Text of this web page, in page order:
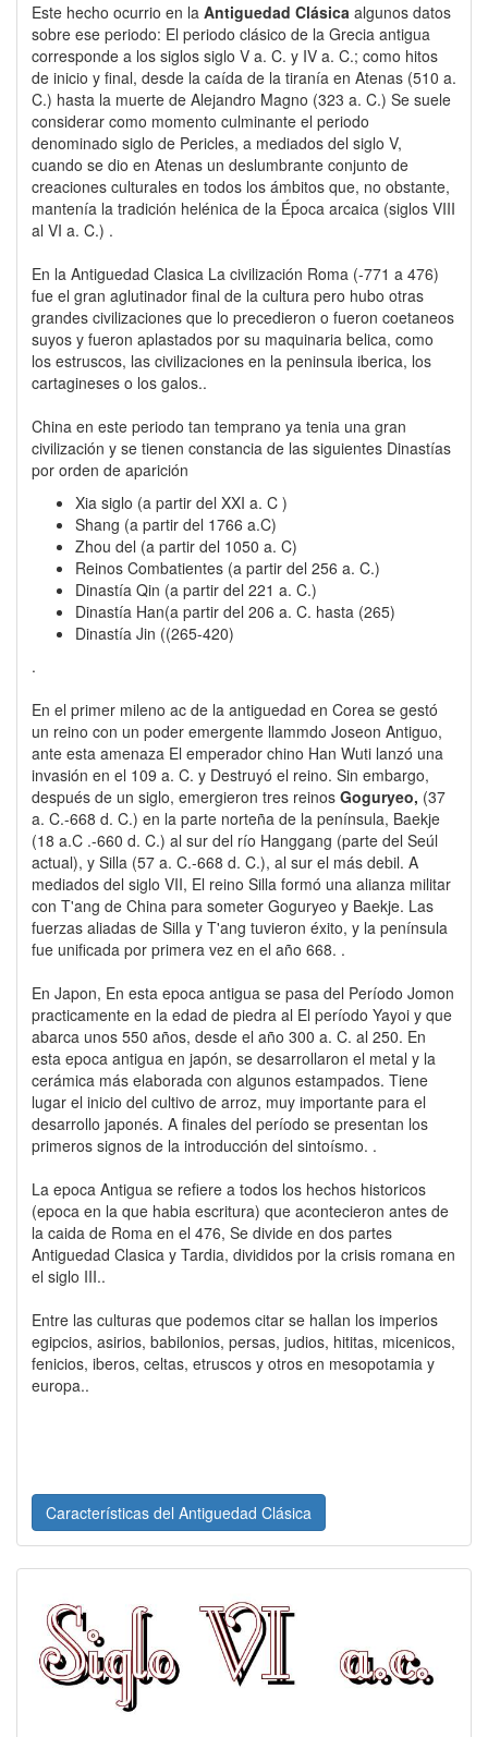
Este hecho ocurrio en la Antiguedad Clásica algunos datos
sobre ese periodo: El periodo clásico de la Grecia antigua
corresponde a los siglos siglo V a. C. y IV a. C.; como hitos
de inicio y final, desde la caída de la tiranía en Atenas (510 a.
C.) hasta la muerte de Alejandro Magno (323 a. C.) Se suele
considerar como momento culminante el periodo
denominado siglo de Pericles, a mediados del siglo V,
cuando se dio en Atenas un deslumbrante conjunto de
creaciones culturales en todos los ámbitos que, no obstante,
mantenía la tradición helénica de la Época arcaica (siglos VIII
al VI a. C.) .
En la Antiguedad Clasica La civilización Roma (-771 a 476)
fue el gran aglutinador final de la cultura pero hubo otras
grandes civilizaciones que lo precedieron o fueron coetaneos
suyos y fueron aplastados por su maquinaria belica, como
los estruscos, las civilizaciones en la peninsula iberica, los
cartagineses o los galos..
China en este periodo tan temprano ya tenia una gran
civilización y se tienen constancia de las siguientes Dinastías
por orden de aparición
Xia siglo (a partir del XXI a. C )
Shang (a partir del 1766 a.C)
Zhou del (a partir del 1050 a. C)
Reinos Combatientes (a partir del 256 a. C.)
Dinastía Qin (a partir del 221 a. C.)
Dinastía Han(a partir del 206 a. C. hasta (265)
Dinastía Jin ((265-420)
.
En el primer mileno ac de la antiguedad en Corea se gestó
un reino con un poder emergente llammdo Joseon Antiguo,
ante esta amenaza El emperador chino Han Wuti lanzó una
invasión en el 109 a. C. y Destruyó el reino. Sin embargo,
después de un siglo, emergieron tres reinos Goguryeo, (37
a. C.-668 d. C.) en la parte norteña de la península, Baekje
(18 a.C .-660 d. C.) al sur del río Hanggang (parte del Seúl
actual), y Silla (57 a. C.-668 d. C.), al sur el más debil. A
mediados del siglo VII, El reino Silla formó una alianza militar
con T'ang de China para someter Goguryeo y Baekje. Las
fuerzas aliadas de Silla y T'ang tuvieron éxito, y la península
fue unificada por primera vez en el año 668. .
En Japon, En esta epoca antigua se pasa del Período Jomon
practicamente en la edad de piedra al El período Yayoi y que
abarca unos 550 años, desde el año 300 a. C. al 250. En
esta epoca antigua en japón, se desarrollaron el metal y la
cerámica más elaborada con algunos estampados. Tiene
lugar el inicio del cultivo de arroz, muy importante para el
desarrollo japonés. A finales del período se presentan los
primeros signos de la introducción del sintoísmo. .
La epoca Antigua se refiere a todos los hechos historicos
(epoca en la que habia escritura) que acontecieron antes de
la caida de Roma en el 476, Se divide en dos partes
Antiguedad Clasica y Tardia, divididos por la crisis romana en
el siglo III..
Entre las culturas que podemos citar se hallan los imperios
egipcios, asirios, babilonios, persas, judios, hititas, micenicos,
fenicios, iberos, celtas, etruscos y otros en mesopotamia y
europa..
Características del Antiguedad Clásica